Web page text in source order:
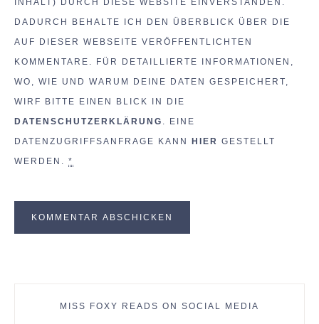
INHALT) DURCH DIESE WEBSITE EINVERSTANDEN.
DADURCH BEHALTE ICH DEN ÜBERBLICK ÜBER DIE
AUF DIESER WEBSEITE VERÖFFENTLICHTEN
KOMMENTARE. FÜR DETAILLIERTE INFORMATIONEN,
WO, WIE UND WARUM DEINE DATEN GESPEICHERT,
WIRF BITTE EINEN BLICK IN DIE
DATENSCHUTZERKLÄRUNG . EINE
DATENZUGRIFFSANFRAGE KANN
HIER GESTELLT
WERDEN. *
MISS FOXY READS ON SOCIAL MEDIA